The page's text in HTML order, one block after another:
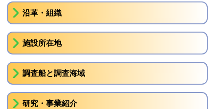
沿革・組織
施設所在地
調査船と調査海域
研究・事業紹介